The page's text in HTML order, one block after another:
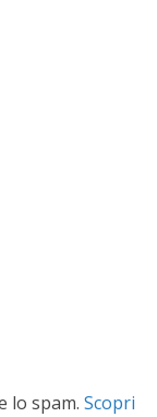
lo spam. Scopri